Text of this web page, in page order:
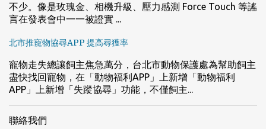
不少。像是玫瑰金、相機升級、壓力感測 Force Touch 等謠
言在發表會中一一被證實 ...
北市推寵物協尋APP 提高尋獲率
寵物走失總讓飼主焦急萬分，台北市動物保護處為幫助飼主
盡快找回寵物，在「動物福利APP」上新增「動物福利
APP」上新增「失蹤協尋」功能，不僅飼主...
聯絡我們